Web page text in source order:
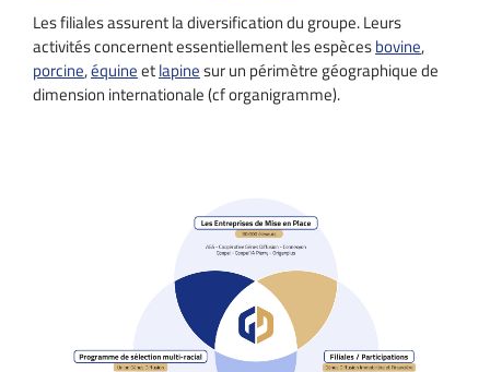
Les filiales assurent la diversification du groupe. Leurs
activités concernent essentiellement les espècesbovine,
porcine,équineetlapinesur un périmètre géographique de
dimension internationale (cf organigramme).